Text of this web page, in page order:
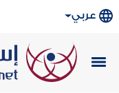
عربي